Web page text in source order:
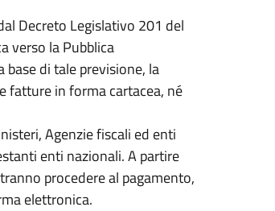
Decreto Legislativo 201 del
verso la Pubblica
di tale previsione, la
fatture in forma cartacea, né
Agenzie fiscali ed enti
enti nazionali. A partire
procedere al pagamento,
elettronica.